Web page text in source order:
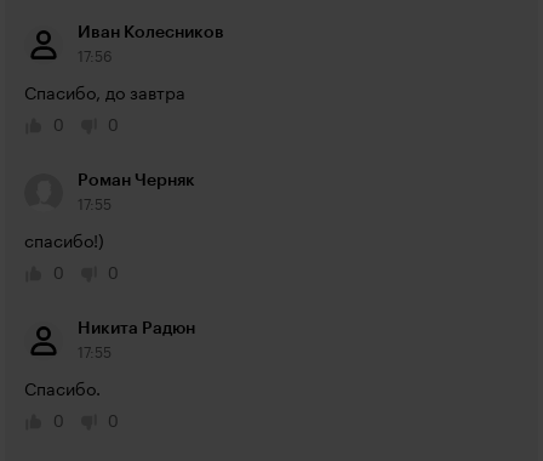
Иван Колесников
17:56
Спасибо, до завтра
0
0
Роман Черняк
17:55
спасибо!)
0
0
Никита Радюн
17:55
Спасибо.
0
0